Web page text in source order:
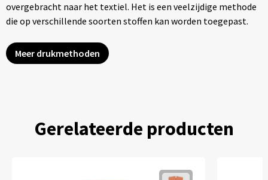
overgebracht naar het textiel. Het is een veelzijdige methode
die op verschillende soorten stoffen kan worden toegepast.
Meer drukmethoden
Gerelateerde producten